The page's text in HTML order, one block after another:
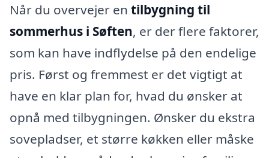
Når du overvejer en tilbygning til
sommerhus i Søften, er der flere faktorer,
som kan have indflydelse på den endelige
pris. Først og fremmest er det vigtigt at
have en klar plan for, hvad du ønsker at
opnå med tilbygningen. Ønsker du ekstra
sovepladser, et større køkken eller måske